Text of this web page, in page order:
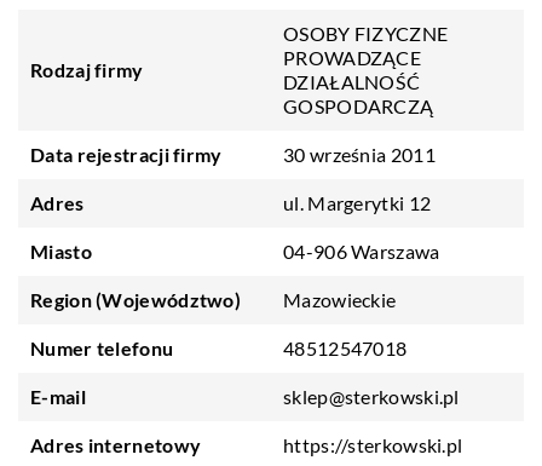
Rodzaj firmy
OSOBY FIZYCZNE
PROWADZĄCE
DZIAŁALNOŚĆ
GOSPODARCZĄ
Data rejestracji firmy 30 września 2011
Adres ul. Margerytki 12
Miasto 04-906 Warszawa
Region (Województwo) Mazowieckie
Numer telefonu 48512547018
E-mail sklep@sterkowski.pl
Adres internetowy https://sterkowski.pl